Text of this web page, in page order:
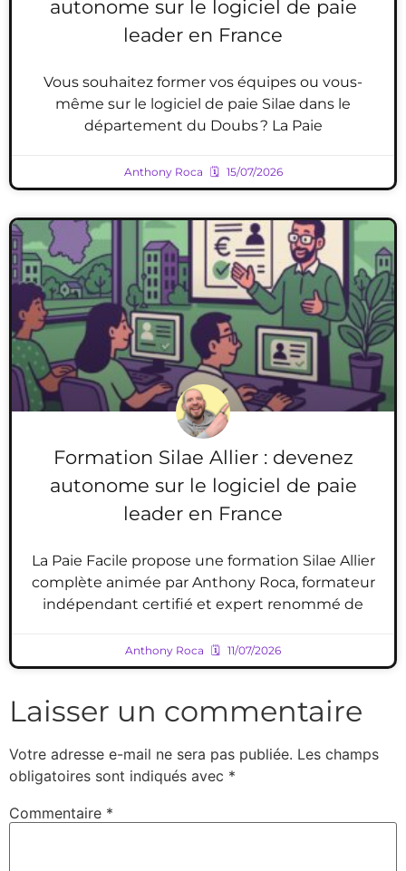
autonome sur le logiciel de paie
leader en France
Vous souhaitez former vos équipes ou vous-
même sur le logiciel de paie Silae dans le
département du Doubs ? La Paie
Anthony Roca 15/07/2026
Formation Silae Allier : devenez
autonome sur le logiciel de paie
leader en France
La Paie Facile propose une formation Silae Allier
complète animée par Anthony Roca, formateur
indépendant certifié et expert renommé de
Anthony Roca 11/07/2026
Laisser un commentaire
Votre adresse e-mail ne sera pas publiée. Les champs
obligatoires sont indiqués avec *
Commentaire *